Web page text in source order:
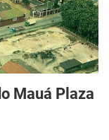
Mauá Plaza